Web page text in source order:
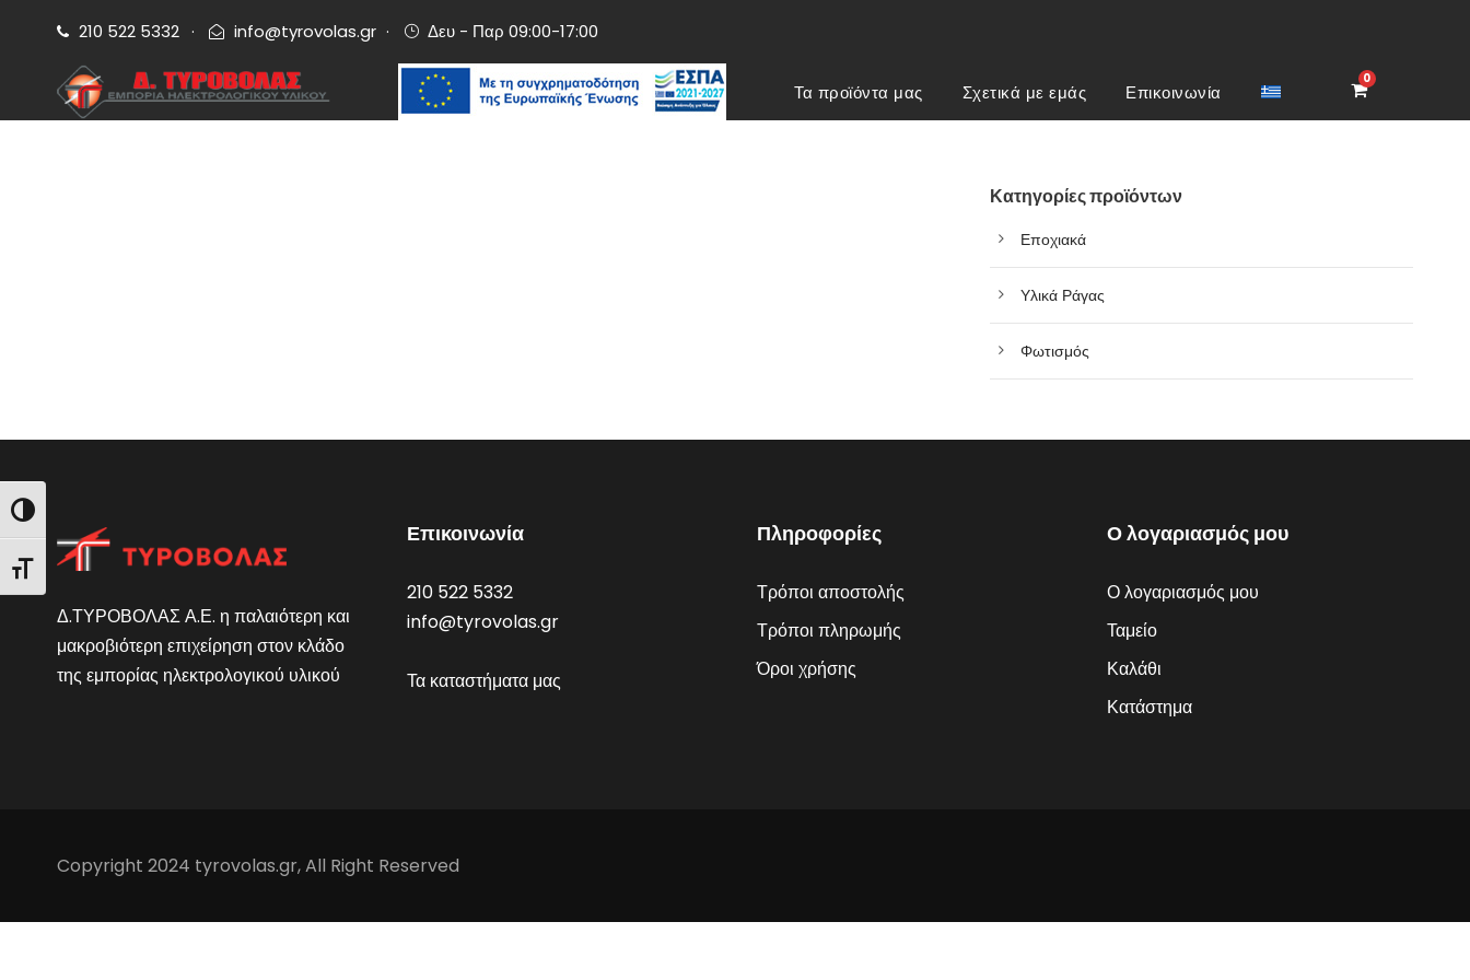
Εναλλαγή Υψηλής Αντίθεσης
Εναλλαγή Μεγέθους Γραμμάτων
210 522 5332 · info@tyrovolas.gr · Δευ - Παρ 09:00-17:00
Τα προϊόντα μας Σχετικά με εμάς Επικοινωνία
0
Κατηγορίες προϊόντων
Εποχιακά
Υλικά Ράγας
Φωτισμός
Δ.ΤΥΡΟΒΟΛΑΣ Α.Ε. η παλαιότερη και
μακροβιότερη επιχείρηση στον κλάδο
της εμπορίας ηλεκτρολογικού υλικού
Επικοινωνία
210 522 5332
info@tyrovolas.gr
Τα καταστήματα μας
Πληροφορίες
Τρόποι αποστολής
Τρόποι πληρωμής
Όροι χρήσης
Ο λογαριασμός μου
Ο λογαριασμός μου
Ταμείο
Καλάθι
Κατάστημα
Copyright 2024 tyrovolas.gr, All Right Reserved